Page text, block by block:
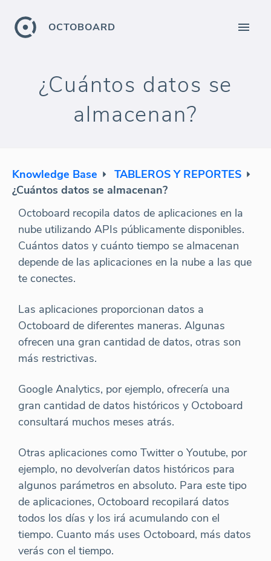
OCTOBOARD
¿Cuántos datos se
almacenan?
Knowledge Base
TABLEROS Y REPORTES
¿Cuántos datos se almacenan?
Octoboard recopila datos de aplicaciones en la
nube utilizando APIs públicamente disponibles.
Cuántos datos y cuánto tiempo se almacenan
depende de las aplicaciones en la nube a las que
te conectes.
Las aplicaciones proporcionan datos a
Octoboard de diferentes maneras. Algunas
ofrecen una gran cantidad de datos, otras son
más restrictivas.
Google Analytics, por ejemplo, ofrecería una
gran cantidad de datos históricos y Octoboard
consultará muchos meses atrás.
Otras aplicaciones como Twitter o Youtube, por
ejemplo, no devolverían datos históricos para
algunos parámetros en absoluto. Para este tipo
de aplicaciones, Octoboard recopilará datos
todos los días y los irá acumulando con el
tiempo. Cuanto más uses Octoboard, más datos
verás con el tiempo.